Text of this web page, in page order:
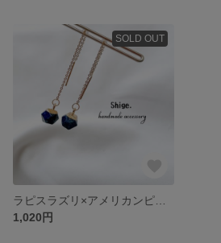
SOLD OUT
1,020円